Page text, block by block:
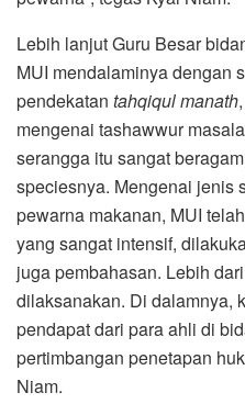
Lebih lanjut Guru Besar
MUI mendalaminya dengan
pendekatan tahqiqul manath
mengenai tashawwur
serangga itu sangat
speciesnya. Mengenai jenis
pewarna makanan, MUI
yang sangat intensif,
juga pembahasan. Lebih
dilaksanakan. Di dalamnya,
pendapat dari para ahli di
pertimbangan penetapan
Niam.